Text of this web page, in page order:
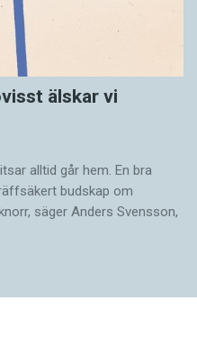
älskar vi
alltid går hem. En bra
budskap om
säger Anders Svensson,